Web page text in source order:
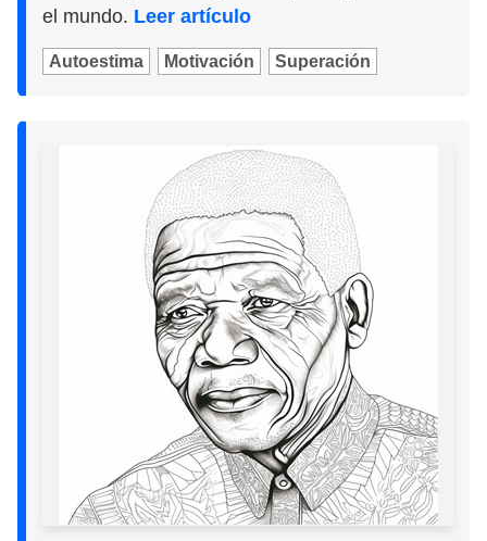
el mundo. Leer artículo
Autoestima Motivación Superación